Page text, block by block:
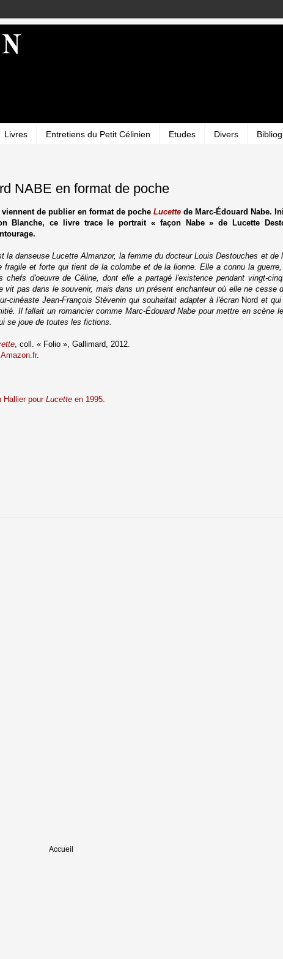
Livres Entretiens du Petit Célinien Etudes Divers
NABE en format de poche
de publier en format de pocheLucette de Marc-Édouard Nabe.
Blanche, ce livre trace le portrait « façon Nabe » de Lucette
la danseuse Lucette Almanzor, la femme du docteur Louis Destouches et de
fragile et forte qui tient de la colombe et de la lionne. Elle a connu la
chefs d'oeuvre de Céline, dont elle a partagé l'existence pendant vingt-
vit pas dans le souvenir, mais dans un présent enchanteur où elle ne cesse
cinéaste Jean-François Stévenin qui souhaitait adapter à l'écran Nord et qui
Il fallait un romancier comme Marc-Édouard Nabe pour mettre en scène
se joue de toutes les fictions.
, coll.« Folio » , Gallimard, 2012.
Amazon.fr.
Hallier pourLucette en 1995
Accueil